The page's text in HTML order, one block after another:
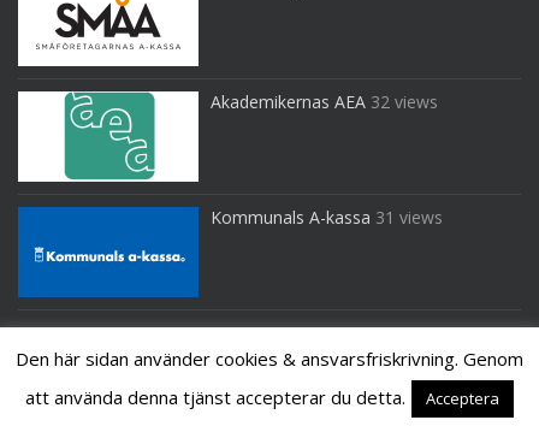
Akademikernas AEA 32 views
Kommunals A-kassa 31 views
Den här sidan använder cookies & ansvarsfriskrivning. Genom
att använda denna tjänst accepterar du detta.
Acceptera